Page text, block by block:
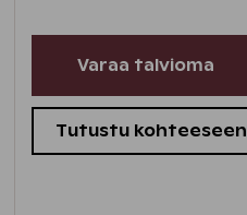
Varaa talvioma
Tutustu kohteeseen